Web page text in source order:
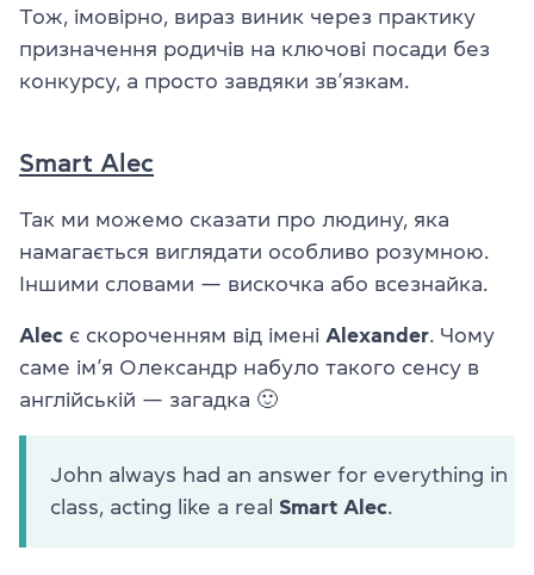
Тож, імовірно, вираз виник через практику
призначення родичів на ключові посади без
конкурсу, а просто завдяки зв’язкам.
Smart Alec
Так ми можемо сказати про людину, яка
намагається виглядати особливо розумною.
Іншими словами — вискочка або всезнайка.
Alec є скороченням від імені Alexander . Чому
саме ім’я Олександр набуло такого сенсу в
англійській — загадка 🙂
John always had an answer for everything in
class, acting like a real Smart Alec